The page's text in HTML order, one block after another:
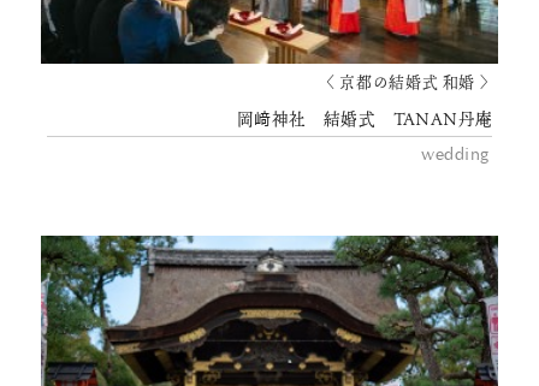
〈 京都の結婚式 和婚 〉
岡﨑神社 結婚式 TANAN丹庵
wedding